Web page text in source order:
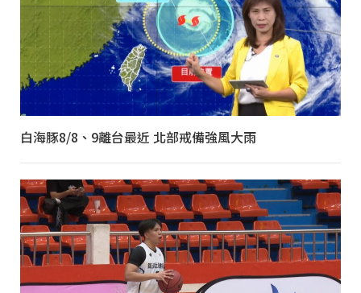
白海豚8/8、9離台最近 北部戒備強風大雨